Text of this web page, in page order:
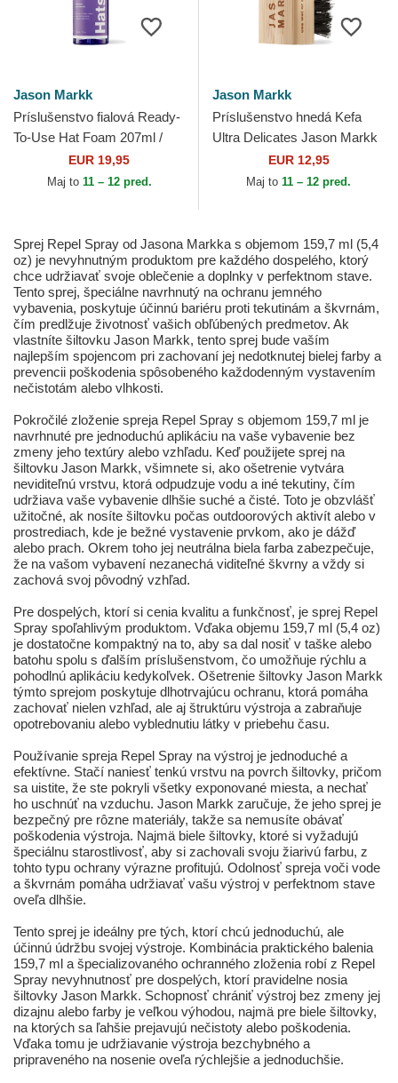
Jason Markk
Príslušenstvo fialová Ready-
To-Use Hat Foam 207ml /
7oz Jason Markk
EUR 19,95
Maj to 11 – 12 pred.
Jason Markk
Príslušenstvo hnedá Kefa
Ultra Delicates Jason Markk
EUR 12,95
Maj to 11 – 12 pred.
Sprej Repel Spray od Jasona Markka s objemom 159,7 ml (5,4
oz) je nevyhnutným produktom pre každého dospelého, ktorý
chce udržiavať svoje oblečenie a doplnky v perfektnom stave.
Tento sprej, špeciálne navrhnutý na ochranu jemného
vybavenia, poskytuje účinnú bariéru proti tekutinám a škvrnám,
čím predlžuje životnosť vašich obľúbených predmetov. Ak
vlastníte šiltovku Jason Markk, tento sprej bude vaším
najlepším spojencom pri zachovaní jej nedotknutej bielej farby a
prevencii poškodenia spôsobeného každodenným vystavením
nečistotám alebo vlhkosti.
Pokročilé zloženie spreja Repel Spray s objemom 159,7 ml je
navrhnuté pre jednoduchú aplikáciu na vaše vybavenie bez
zmeny jeho textúry alebo vzhľadu. Keď použijete sprej na
šiltovku Jason Markk, všimnete si, ako ošetrenie vytvára
neviditeľnú vrstvu, ktorá odpudzuje vodu a iné tekutiny, čím
udržiava vaše vybavenie dlhšie suché a čisté. Toto je obzvlášť
užitočné, ak nosíte šiltovku počas outdoorových aktivít alebo v
prostrediach, kde je bežné vystavenie prvkom, ako je dážď
alebo prach. Okrem toho jej neutrálna biela farba zabezpečuje,
že na vašom vybavení nezanechá viditeľné škvrny a vždy si
zachová svoj pôvodný vzhľad.
Pre dospelých, ktorí si cenia kvalitu a funkčnosť, je sprej Repel
Spray spoľahlivým produktom. Vďaka objemu 159,7 ml (5,4 oz)
je dostatočne kompaktný na to, aby sa dal nosiť v taške alebo
batohu spolu s ďalším príslušenstvom, čo umožňuje rýchlu a
pohodlnú aplikáciu kedykoľvek. Ošetrenie šiltovky Jason Markk
týmto sprejom poskytuje dlhotrvajúcu ochranu, ktorá pomáha
zachovať nielen vzhľad, ale aj štruktúru výstroja a zabraňuje
opotrebovaniu alebo vyblednutiu látky v priebehu času.
Používanie spreja Repel Spray na výstroj je jednoduché a
efektívne. Stačí naniesť tenkú vrstvu na povrch šiltovky, pričom
sa uistite, že ste pokryli všetky exponované miesta, a nechať
ho uschnúť na vzduchu. Jason Markk zaručuje, že jeho sprej je
bezpečný pre rôzne materiály, takže sa nemusíte obávať
poškodenia výstroja. Najmä biele šiltovky, ktoré si vyžadujú
špeciálnu starostlivosť, aby si zachovali svoju žiarivú farbu, z
tohto typu ochrany výrazne profitujú. Odolnosť spreja voči vode
a škvrnám pomáha udržiavať vašu výstroj v perfektnom stave
oveľa dlhšie.
Tento sprej je ideálny pre tých, ktorí chcú jednoduchú, ale
účinnú údržbu svojej výstroje. Kombinácia praktického balenia
159,7 ml a špecializovaného ochranného zloženia robí z Repel
Spray nevyhnutnosť pre dospelých, ktorí pravidelne nosia
šiltovky Jason Markk. Schopnosť chrániť výstroj bez zmeny jej
dizajnu alebo farby je veľkou výhodou, najmä pre biele šiltovky,
na ktorých sa ľahšie prejavujú nečistoty alebo poškodenia.
Vďaka tomu je udržiavanie výstroja bezchybného a
pripraveného na nosenie oveľa rýchlejšie a jednoduchšie.